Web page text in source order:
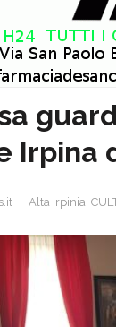
Irpina
Alta irpinia,